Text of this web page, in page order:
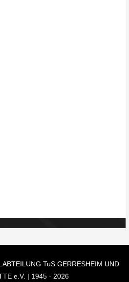
TuS GERRESHEIM UND
e.V. | 1945 - 2026